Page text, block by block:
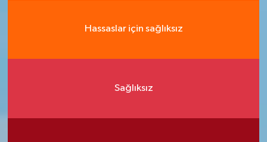
Hassaslar için sağlıksız
Sağlıksız